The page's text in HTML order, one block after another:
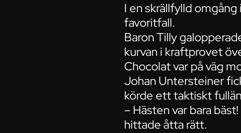
I en skrällfylld
favoritfall.
Baron Tilly
kurvan i kraftprovet
Chocolat var på väg
Johan Untersteiner
körde ett taktiskt
– Hästen var bara
hittade åtta rätt.